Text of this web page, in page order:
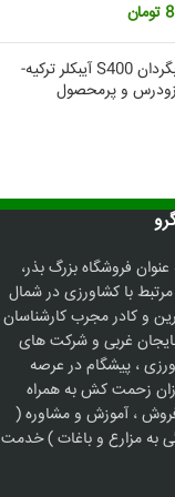
تومان
بذر آفتابگردان S400 آیبکلر ترکیه-
زودرس و پرمحصول
عنوان فروشگاه بزرگ بذر،
با کشاورزی در شمال
و کادر مجرب کارشناسان
غربی و شرکت های
، پیشگام در عرصه
زحمت کش به همراه
، آموزش و مشاوره (
به مزارع و باغات ) خدمت